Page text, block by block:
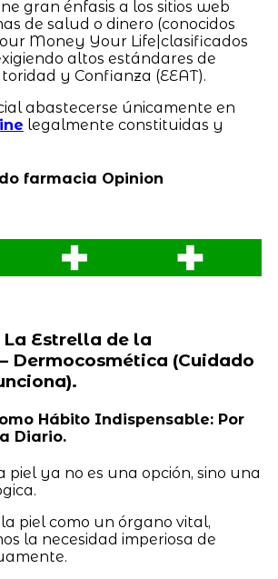
gran énfasis a los sitios web
de salud o dinero (conocidos
Money Your Life|clasificados
altos estándares de
y Confianza (EEAT).
abastecerse únicamente en
legalmente constituidas y
farmacia Opinion
Estrella de la
Dermocosmética (Cuidado
Hábito Indispensable: Por
Diario.
piel ya no es una opción, sino una
piel como un órgano vital,
la necesidad imperiosa de